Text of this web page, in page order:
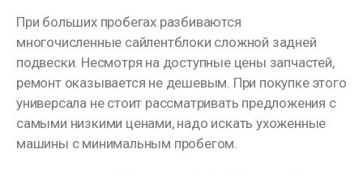
При больших пробегах разбиваются
многочисленные сайлентблоки сложной задней
подвески. Несмотря на доступные цены запчастей,
ремонт оказывается не дешевым. При покупке этого
универсала не стоит рассматривать предложения с
самыми низкими ценами, надо искать ухоженные
машины с минимальным пробегом.